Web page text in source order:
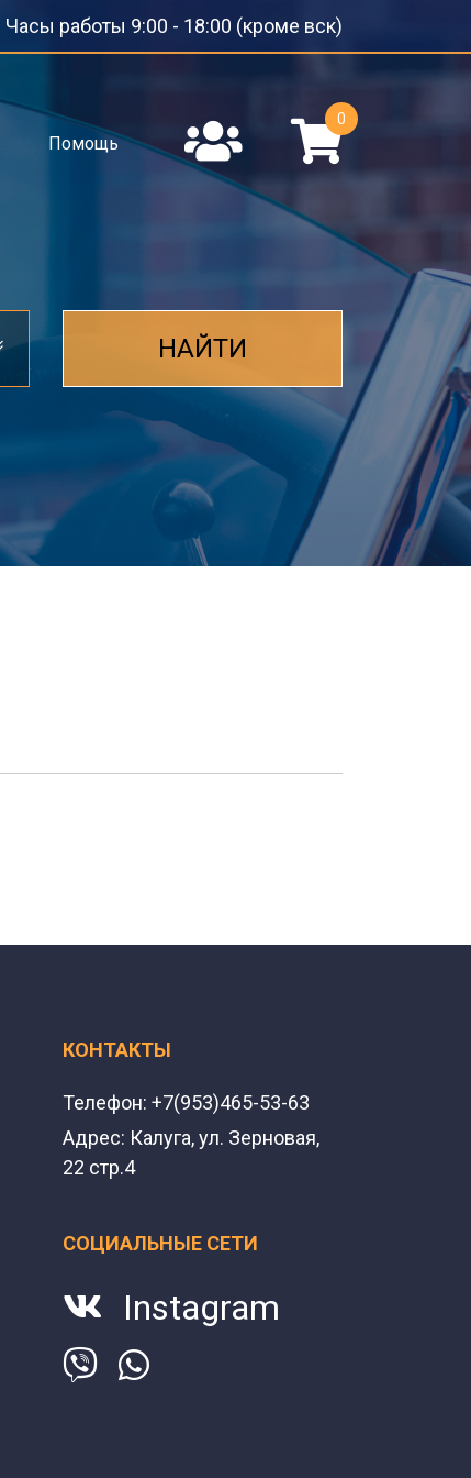
Часы работы 9:00 - 18:00 (кроме вск)
Помощь
0
НАЙТИ
КОНТАКТЫ
Телефон: +7(953)465-53-63
Адрес: Калуга, ул. Зерновая,
22 стр.4
СОЦИАЛЬНЫЕ СЕТИ
Instagram